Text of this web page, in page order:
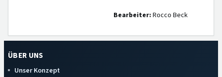
Bearbeiter: Rocco Beck
ÜBER UNS
Unser Konzept